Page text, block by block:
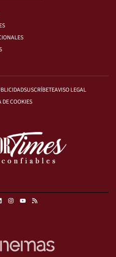
SUSCRÍBETEAVISO LEGAL
DE COOKIES
LinkedinInstagram